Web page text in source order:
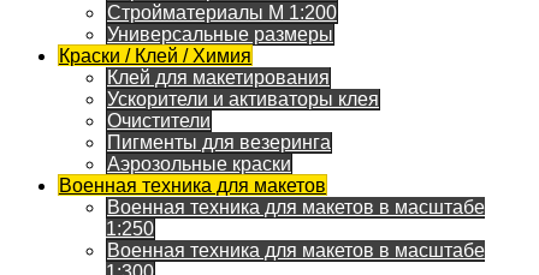
Стройматериалы M 1:200
Универсальные размеры
Краски / Клей / Химия
Клей для макетирования
Ускорители и активаторы клея
Очистители
Пигменты для везеринга
Аэрозольные краски
Военная техника для макетов
Военная техника для макетов в масштабе
1:250
Военная техника для макетов в масштабе